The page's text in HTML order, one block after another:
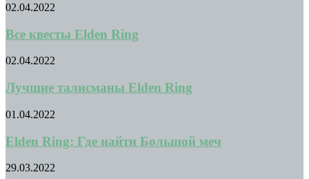
02.04.2022
Все квесты Elden Ring
02.04.2022
Лучшие талисманы Elden Ring
01.04.2022
Elden Ring: Где найти Большой меч
29.03.2022